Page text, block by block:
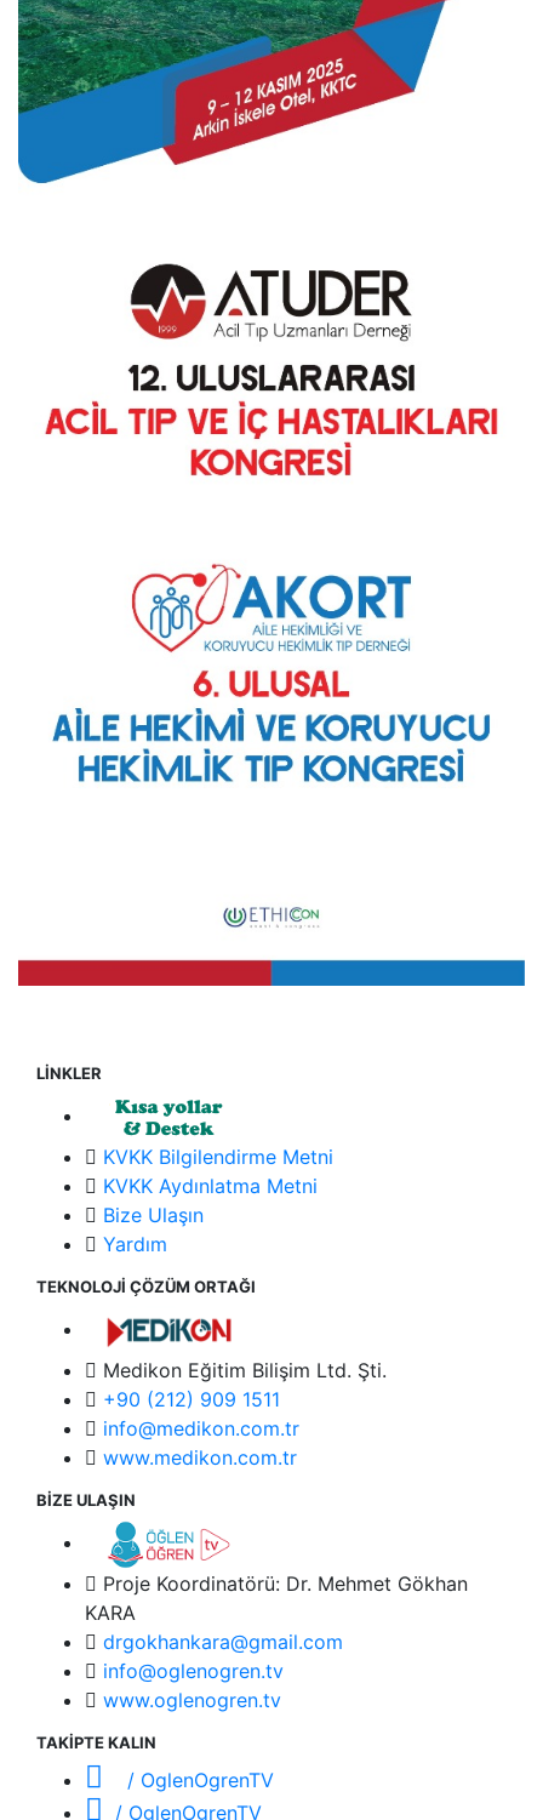
LİNKLER
KVKK Bilgilendirme Metni
KVKK Aydınlatma Metni
Bize Ulaşın
Yardım
TEKNOLOJİ ÇÖZÜM ORTAĞI
Medikon Eğitim Bilişim Ltd. Şti.
+90 (212) 909 1511
info@medikon.com.tr
www.medikon.com.tr
BİZE ULAŞIN
Proje Koordinatörü: Dr. Mehmet Gökhan
KARA
drgokhankara@gmail.com
info@oglenogren.tv
www.oglenogren.tv
TAKİPTE KALIN
/ OglenOgrenTV
/ OglenOgrenTV